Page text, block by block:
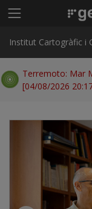
Menú
Institut Cartogràfic i
Terremoto: Mar
[04/08/2026